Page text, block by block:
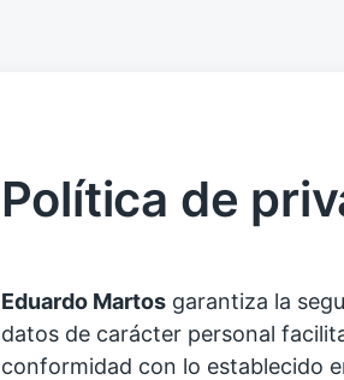
Política de
Eduardo Martosgarantiza la
datos de carácter personal
conformidad con lo establecido